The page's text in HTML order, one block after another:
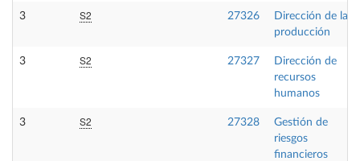
3 S2 27326
Dirección de la
producción
3 S2 27327
Dirección de
recursos
humanos
3 S2 27328
Gestión de
riesgos
financieros